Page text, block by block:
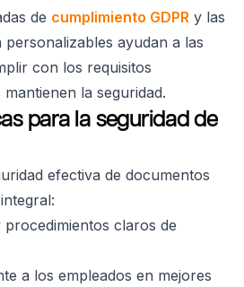
de cumplimiento GDPR y las
ayudan a las
con los requisitos
la seguridad.
para la seguridad de
efectiva de documentos
claros de
a los empleados en mejores